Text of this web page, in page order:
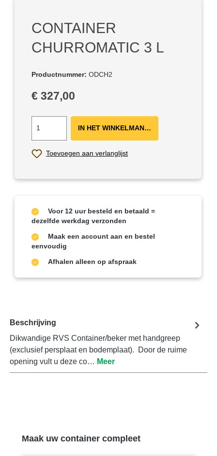
CONTAINER
CHURROMATIC 3 L
Productnummer: ODCH2
Normale prijs:
€ 327,00
IN HET WINKELMANDJE ＋
Toevoegen aan verlanglijst
Voor 12 uur besteld en betaald =
dezelfde werkdag verzonden
Maak een account aan en bestel
eenvoudig
Afhalen alleen op afspraak
Beschrijving
Dikwandige RVS Container/beker met handgreep
(exclusief persplaat en bodemplaat). Door de ruime
opening vult u deze co… Meer
Productgalerij overslaan
Maak uw container compleet